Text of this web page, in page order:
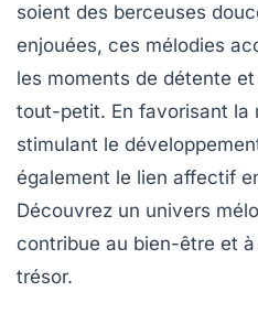
soient des berceuses
enjouées, ces mélodies
les moments de détente
tout-petit. En favorisant la
stimulant le
également le lien affectif
Découvrez un univers
contribue au bien-être et à
trésor.